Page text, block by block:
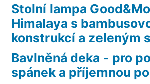
Stolní lampa
Himalaya s
konstrukcí a zeleným
Bavlněná deka - pro
spánek a příjemnou